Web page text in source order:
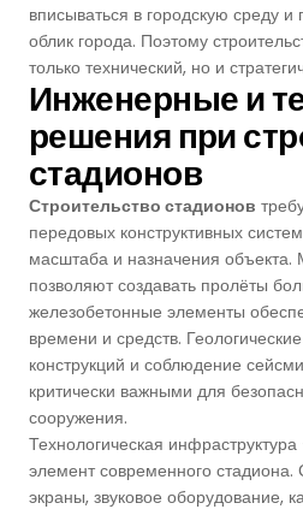
Ипподромы
вписываться в городскую среду
облик города. Поэтому
только технический, но и
Инженерные и
решения при
стадионов
Строительство стадионов
передовых конструктивных
масштаба и назначения объекта.
позволяют создавать пролёты
железобетонные элементы
времени и средств.
конструкций и соблюдение
критически важными для
сооружения.
Технологическая
элемент современного
экраны, звуковое оборудование,